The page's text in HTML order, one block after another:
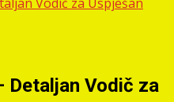
Detaljan Vodič za